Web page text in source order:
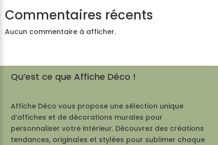
Commentaires récents
Aucun commentaire à afficher.
Qu’est ce que Affiche Déco !
Affiche Déco vous propose une sélection unique
d’affiches et de décorations murales pour
personnaliser votre intérieur. Découvrez des créations
tendances, originales et stylées pour sublimer chaque